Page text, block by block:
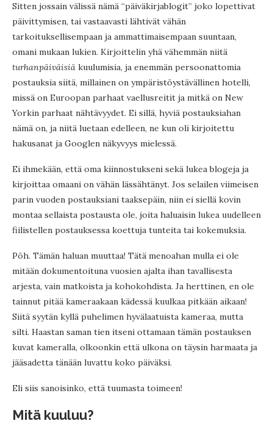
Sitten jossain välissä nämä “päiväkirjablogit” joko lopettivat
päivittymisen, tai vastaavasti lähtivät vähän
tarkoituksellisempaan ja ammattimaisempaan suuntaan,
omani mukaan lukien. Kirjoittelin yhä vähemmän niitä
turhanpäiväisiä kuulumisia, ja enemmän persoonattomia
postauksia siitä, millainen on ympäristöystävällinen hotelli,
missä on Euroopan parhaat vaellusreitit ja mitkä on New
Yorkin parhaat nähtävyydet. Ei sillä, hyviä postauksiahan
nämä on, ja niitä luetaan edelleen, ne kun oli kirjoitettu
hakusanat ja Googlen näkyvyys mielessä.
Ei ihmekään, että oma kiinnostukseni sekä lukea blogeja ja
kirjoittaa omaani on vähän lässähtänyt. Jos selailen viimeisen
parin vuoden postauksiani taaksepäin, niin ei siellä kovin
montaa sellaista postausta ole, joita haluaisin lukea uudelleen
fiilistellen postauksessa koettuja tunteita tai kokemuksia.
Pöh. Tämän haluan muuttaa! Tätä menoahan mulla ei ole
mitään dokumentoituna vuosien ajalta ihan tavallisesta
arjesta, vain matkoista ja kohokohdista. Ja herttinen, en ole
tainnut pitää kameraakaan kädessä kuulkaa pitkään aikaan!
Siitä syytän kyllä puhelimen hyvälaatuista kameraa, mutta
silti. Haastan saman tien itseni ottamaan tämän postauksen
kuvat kameralla, olkoonkin että ulkona on täysin harmaata ja
jääsadetta tänään luvattu koko päiväksi.
Eli siis sanoisinko, että tuumasta toimeen!
Mitä kuuluu?